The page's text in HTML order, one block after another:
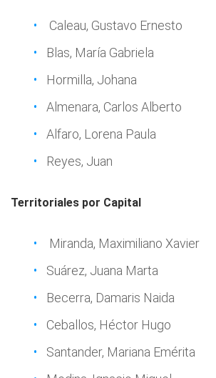
Caleau, Gustavo Ernesto
Blas, María Gabriela
Hormilla, Johana
Almenara, Carlos Alberto
Alfaro, Lorena Paula
Reyes, Juan
Territoriales por Capital
Miranda, Maximiliano Xavier
Suárez, Juana Marta
Becerra, Damaris Naida
Ceballos, Héctor Hugo
Santander, Mariana Emérita